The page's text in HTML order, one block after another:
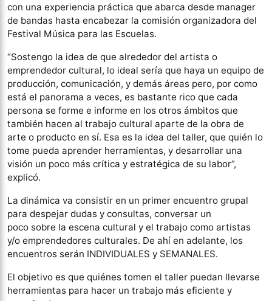
con una experiencia práctica que abarca desde manager
de bandas hasta encabezar la comisión organizadora del
Festival Música para las Escuelas.
“Sostengo la idea de que alrededor del artista o
emprendedor cultural, lo ideal sería que haya un equipo de
producción, comunicación, y demás áreas pero, por como
está el panorama a veces, es bastante rico que cada
persona se forme e informe en los otros ámbitos que
también hacen al trabajo cultural aparte de la obra de
arte o producto en sí. Esa es la idea del taller, que quién lo
tome pueda aprender herramientas, y desarrollar una
visión un poco más crítica y estratégica de su labor”,
explicó.
La dinámica va consistir en un primer encuentro grupal
para despejar dudas y consultas, conversar un
poco sobre la escena cultural y el trabajo como artistas
y/o emprendedores culturales. De ahí en adelante, los
encuentros serán INDIVIDUALES y SEMANALES.
El objetivo es que quiénes tomen el taller puedan llevarse
herramientas para hacer un trabajo más eficiente y